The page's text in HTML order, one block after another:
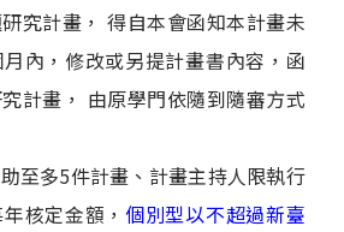
究計畫， 得自本會函知本計畫未
內，修改或另提計畫書內容，函
計畫， 由原學門依隨到隨審方式
至多5件計畫、計畫主持人限執行
核定金額，個別型以不超過新臺